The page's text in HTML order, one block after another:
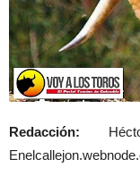
Redacción: